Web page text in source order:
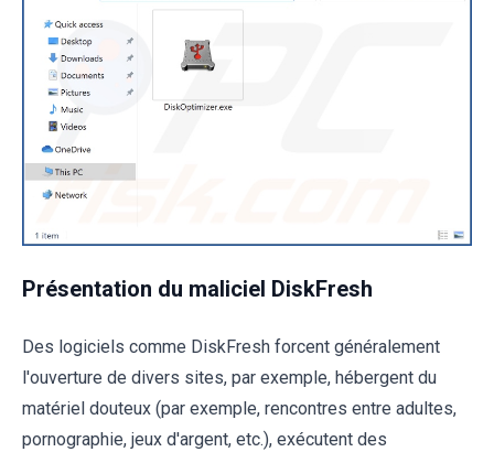
Présentation du maliciel DiskFresh
Des logiciels comme DiskFresh forcent généralement
l'ouverture de divers sites, par exemple, hébergent du
matériel douteux (par exemple, rencontres entre adultes,
pornographie, jeux d'argent, etc.), exécutent des